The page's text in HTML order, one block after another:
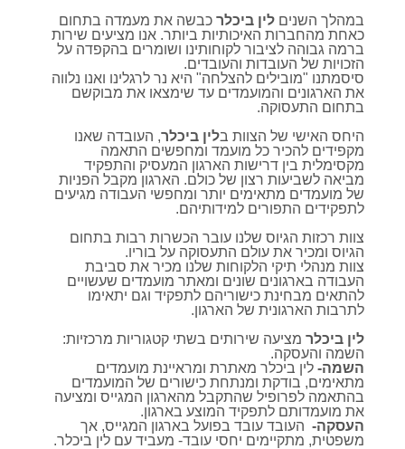
שדרוג קורות חיים
שאלות נפוצות
התנתקות
במהלך השנים לין ביכלרכבשה את מעמדה בתחום
כאחת מהחברות האיכותיות ביותר. אנו מציעים שירות
ברמה גבוהה לציבור לקוחותינו ושומרים בהקפדה על
הזכויות של העובדות והעובדים.
סיסמתנו "מובילים להצלחה" היא נר לרגלינו ואנו נלווה
את הארגונים והמועמדים עד שימצאו את מבוקשם
בתחום התעסוקה.
היחס האישי של הצוות בלין ביכלר, העובדה שאנו
מקפידים להכיר כל מועמד ומחפשים התאמה
מקסימלית בין דרישות הארגון המעסיק והתפקיד
מביאה לשביעות רצון של כולם. הארגון מקבל הפניות
של מועמדים מתאימים יותר ומחפשי העבודה מגיעים
לתפקידים התפורים למידותיהם.
צוות רכזות הגיוס שלנו עובר הכשרות רבות בתחום
הגיוס ומכיר את עולם התעסוקה על בוריו.
צוות מנהלי תיקי הלקוחות שלנו מכיר את סביבת
העבודה בארגונים שונים ומאתר מועמדים שעשויים
להתאים מבחינת כישוריהם לתפקיד וגם יתאימו
לתרבות הארגונית של הארגון.
לין ביכלרמציעה שירותים בשתי קטגוריות מרכזיות:
השמה והעסקה.
השמה-לין ביכלר מאתרת ומראיינת מועמדים
מתאימים, בודקת ומנתחת כישורים של המועמדים
בהתאמה לפרופיל שהתקבל מהארגון המגייס ומציעה
את מועמדותם לתפקיד המוצע בארגון.
העסקה-העובד עובד בפועל בארגון המגייס, אך
משפטית, מתקיימים יחסי עובד- מעביד עם לין ביכלר.